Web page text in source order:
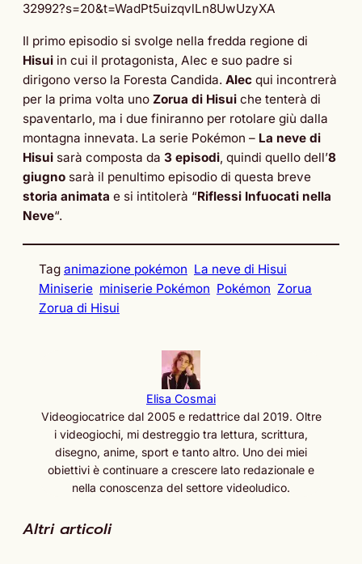
32992?s=20&t=WadPt5uizqvlLn8UwUzyXA
Il primo episodio si svolge nella fredda regione di
Hisui in cui il protagonista, Alec e suo padre si
dirigono verso la Foresta Candida. Alec qui incontrerà
per la prima volta uno Zorua di Hisui che tenterà di
spaventarlo, ma i due finiranno per rotolare giù dalla
montagna innevata. La serie Pokémon – La neve di
Hisui sarà composta da 3 episodi, quindi quello dell’8
giugno sarà il penultimo episodio di questa breve
storia animata e si intitolerà “Riflessi Infuocati nella
Neve“.
Tag animazione pokémon La neve di Hisui
Miniserie miniserie Pokémon Pokémon Zorua
Zorua di Hisui
Elisa Cosmai
Videogiocatrice dal 2005 e redattrice dal 2019. Oltre
i videogiochi, mi destreggio tra lettura, scrittura,
disegno, anime, sport e tanto altro. Uno dei miei
obiettivi è continuare a crescere lato redazionale e
nella conoscenza del settore videoludico.
Altri articoli